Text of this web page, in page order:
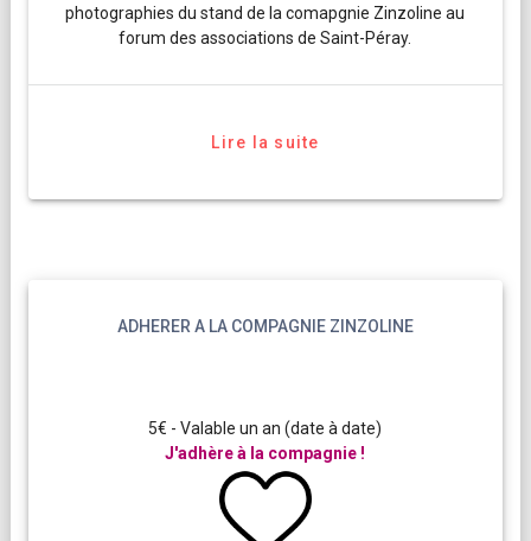
photographies du stand de la comapgnie Zinzoline au
forum des associations de Saint-Péray.
Lire la suite
ADHERER A LA COMPAGNIE ZINZOLINE
5€ - Valable un an (date à date)
J'adhère à la compagnie !